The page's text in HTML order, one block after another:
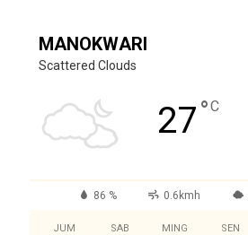
MANOKWARI
Scattered Clouds
27°C
86 % 0.6kmh
JUM SAB MING SEN